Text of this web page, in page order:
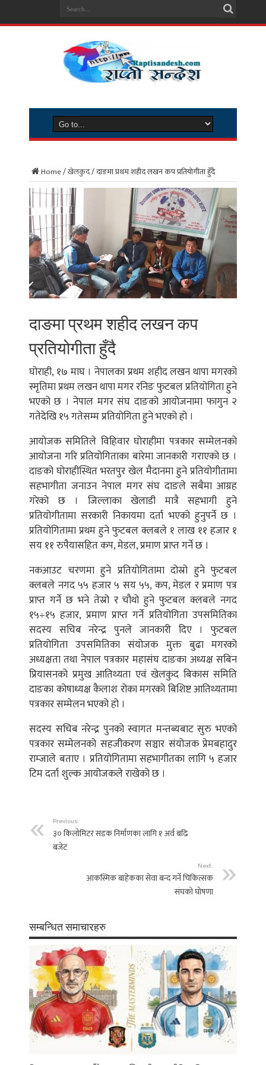
Home/खेलकुद/दाङमा प्रथम शहीद लखन कप प्रतियोगीता हुँदै
दाङमा प्रथम शहीद लखन कप
प्रतियोगीता हुँदै
घोराही, १७ माघ । नेपालका प्रथम शहीद लखन थापा मगरको
स्मृतिमा प्रथम लखन थापा मगर रनिङ फुटबल प्रतियोगिता हुने
भएको छ । नेपाल मगर संघ दाङको आयोजनामा फागुन २
गतेदेखि १५ गतेसम्म प्रतियोगिता हुने भएको हो ।
आयोजक समितिले विहिवार घोराहीमा पत्रकार सम्मेलनको
आयोजना गरि प्रतियोगिताका बारेमा जानकारी गराएको छ ।
दाङको घोराहीस्थित भरतपुर खेल मैदानमा हुने प्रतियोगीतामा
सहभागीता जनाउन नेपाल मगर संघ दाङले सबैमा आग्रह
गरेको छ । जिल्लाका खेलाडी मात्रै सहभागी हुने
प्रतियोगीतामा सरकारी निकायमा दर्ता भएको हुनुपर्ने छ ।
प्रतियोगितामा प्रथम हुने फुटबल क्लबले १ लाख ११ हजार १
सय ११ रुपैयासहित कप, मेडल, प्रमाण प्राप्त गर्ने छ ।
नकआउट चरणमा हुने प्रतियोगितामा दोस्रो हुने फुटबल
क्लबले नगद ५५ हजार ५ सय ५५, कप, मेडल र प्रमाण पत्र
प्राप्त गर्ने छ भने तेस्रो र चौथो हुने फुटबल क्लबले नगद
१५÷१५ हजार, प्रमाण प्राप्त गर्ने प्रतियोगिता उपसमितिका
सदस्य सचिब नरेन्द्र पुनले जानकारी दिए । फुटबल
प्रतियोगिता उपसमितिका संयोजक मुक्त बुढा मगरको
अध्यक्षता तथा नेपाल पत्रकार महासंघ दाङका अध्यक्ष सबिन
प्रियासनको प्रमुख आतिथ्यता एवं खेलकुद बिकास समिति
दाङका कोषाध्यक्ष कैलाश रोका मगरको बिशिष्ट आतिथ्यतामा
पत्रकार सम्मेलन भएको हो ।
सदस्य सचिब नरेन्द्र पुनको स्वागत मन्तब्यबाट सुरु भएको
पत्रकार सम्मेलनको सहजीकरण सञ्चार संयोजक प्रेमबहादुर
राम्जाले बताए । प्रतियोगितामा सहभागीतका लागि ५ हजार
टिम दर्ता शुल्क आयोजकले राखेको छ ।
Previous:
३० किलोमिटर सडक निर्माणका लागि १ अर्व बढि
बजेट
Next:
आकस्मिक बाहेकका सेवा बन्द गर्ने चिकित्सक
संघको घोषणा
सम्बन्धित समाचारहरु